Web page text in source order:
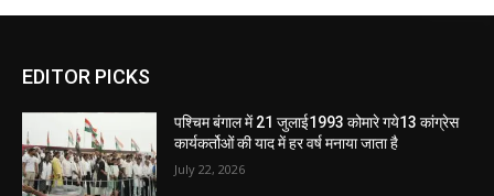
EDITOR PICKS
पश्चिम बंगाल में 21 जुलाई1993 कोमारे गये13 कांग्रेस
कार्यकर्तोओं की याद में हर वर्ष मनाया जाता है
July 22, 2026